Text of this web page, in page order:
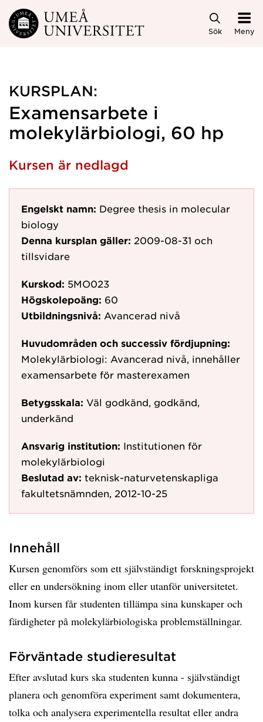
Hoppa direkt till innehållet
Sök Meny
KURSPLAN:
Examensarbete i
molekylärbiologi, 60 hp
Kursen är nedlagd
Engelskt namn: Degree thesis in molecular
biology
Denna kursplan gäller: 2009-08-31 och
tillsvidare
Kurskod: 5MO023
Högskolepoäng: 60
Utbildningsnivå: Avancerad nivå
Huvudområden och successiv fördjupning:
Molekylärbiologi: Avancerad nivå, innehåller
examensarbete för masterexamen
Betygsskala: Väl godkänd, godkänd,
underkänd
Ansvarig institution: Institutionen för
molekylärbiologi
Beslutad av: teknisk-naturvetenskapliga
fakultetsnämnden, 2012-10-25
Innehåll
Kursen genomförs som ett självständigt forskningsprojekt
eller en undersökning inom eller utanför universitetet.
Inom kursen får studenten tillämpa sina kunskaper och
färdigheter på molekylärbiologiska problemställningar.
Förväntade studieresultat
Efter avslutad kurs ska studenten kunna - självständigt
planera och genomföra experiment samt dokumentera,
tolka och analysera experimentella resultat eller andra